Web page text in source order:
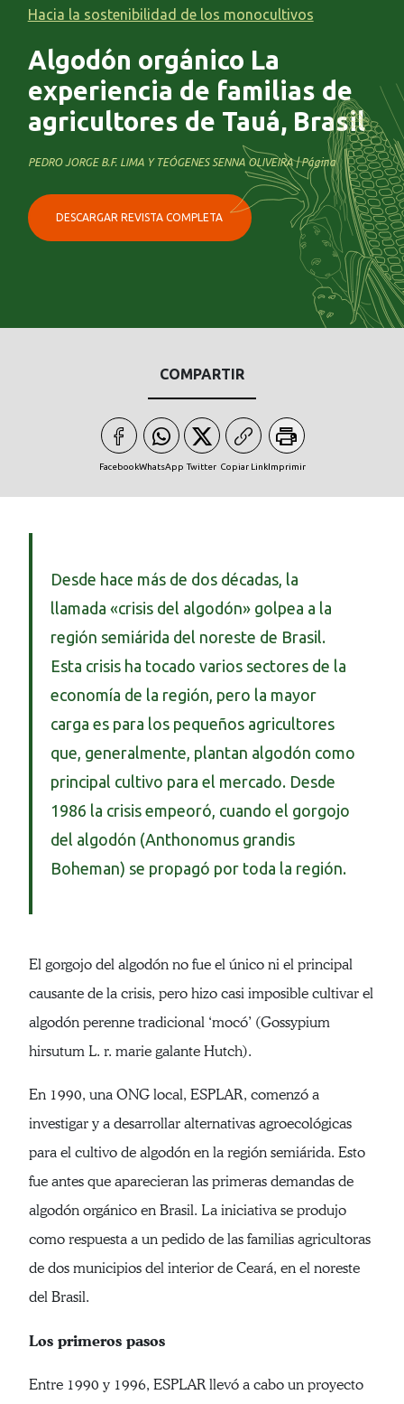
Hacia la sostenibilidad de los monocultivos
Algodón orgánico La
experiencia de familias de
agricultores de Tauá, Brasil
PEDRO JORGE B.F. LIMA Y TEÓGENES SENNA OLIVEIRA | Página
DESCARGAR REVISTA COMPLETA
COMPARTIR
FacebookWhatsApp Twitter Copiar LinkImprimir
Desde hace más de dos décadas, la
llamada «crisis del algodón» golpea a la
región semiárida del noreste de Brasil.
Esta crisis ha tocado varios sectores de la
economía de la región, pero la mayor
carga es para los pequeños agricultores
que, generalmente, plantan algodón como
principal cultivo para el mercado. Desde
1986 la crisis empeoró, cuando el gorgojo
del algodón (Anthonomus grandis
Boheman) se propagó por toda la región.
El gorgojo del algodón no fue el único ni el principal
causante de la crisis, pero hizo casi imposible cultivar el
algodón perenne tradicional ‘mocó’ (Gossypium
hirsutum L. r. marie galante Hutch).
En 1990, una ONG local, ESPLAR, comenzó a
investigar y a desarrollar alternativas agroecológicas
para el cultivo de algodón en la región semiárida. Esto
fue antes que aparecieran las primeras demandas de
algodón orgánico en Brasil. La iniciativa se produjo
como respuesta a un pedido de las familias agricultoras
de dos municipios del interior de Ceará, en el noreste
del Brasil.
Los primeros pasos
Entre 1990 y 1996, ESPLAR llevó a cabo un proyecto